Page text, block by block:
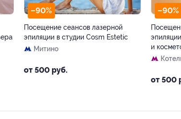
–90%
Посещение сеансов лазерной
эпиляции в студии Cosm Estetic
Митино
от 500 руб.
–90%
и
от 500